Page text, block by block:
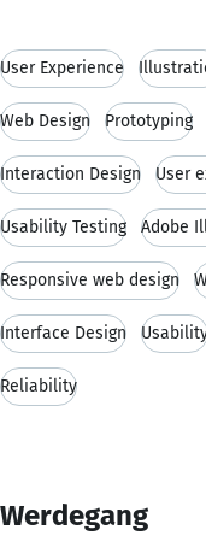
User Experience
Web Design Prototyping
Interaction Design User
Usability Testing Adobe
Responsive web design
Interface Design
Reliability
Werdegang